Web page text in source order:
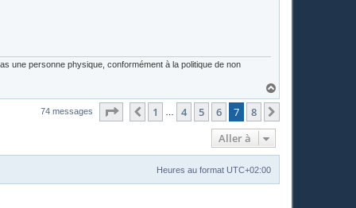
une personne physique, conformément à la politique de non
a
t
74 messages Page sur8
Précédente
1 4 5 6 7 8
Aller à
Heures au format UTC+02:00